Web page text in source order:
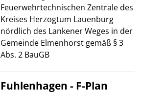
Feuerwehrtechnischen Zentrale des
Kreises Herzogtum Lauenburg
nördlich des Lankener Weges in der
Gemeinde Elmenhorst gemäß § 3
Abs. 2 BauGB
Fuhlenhagen - F-Plan